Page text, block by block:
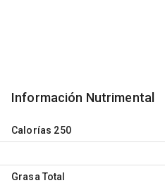
Información Nutrimental
Calorías 250
Grasa Total